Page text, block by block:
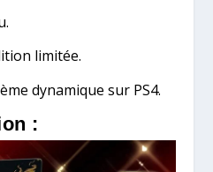
limitée.
dynamique sur PS4.
: